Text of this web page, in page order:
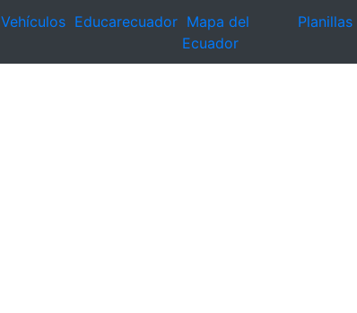
Vehículos Educarecuador Mapa del
Ecuador
Planillas